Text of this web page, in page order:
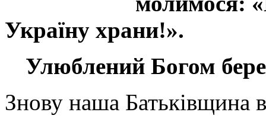
Україну храни!».
Улюблений Богом
Знову наша Батьківщина